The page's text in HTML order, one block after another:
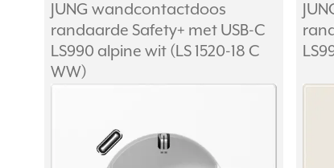
JUNG wandcontactdoos
randaarde Safety+ met USB-C
LS990 alpine wit (LS 1520-18 C
WW)